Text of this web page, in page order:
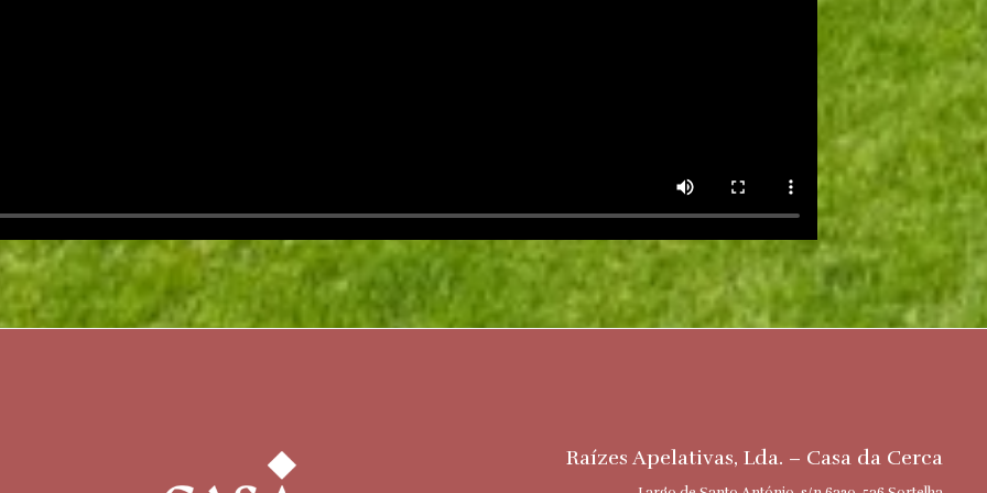
Raízes Apelativas, Lda. – Casa da Cerca